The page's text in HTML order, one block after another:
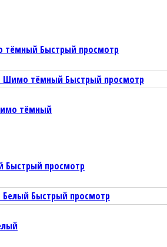
Быстрый просмотр
Быстрый просмотр
тёмный
Быстрый просмотр
Быстрый просмотр